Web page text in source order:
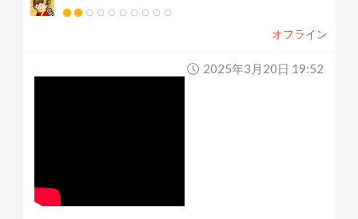
オフライン
2025年3月20日 19:52